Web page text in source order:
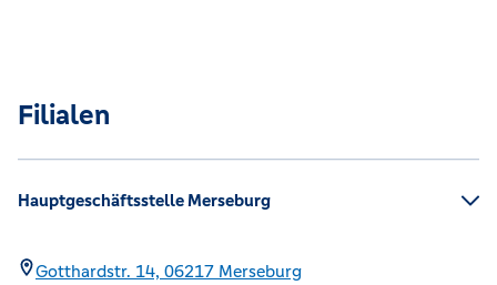
Filialen
Hauptgeschäftsstelle Merseburg
Gotthardstr. 14, 06217 Merseburg